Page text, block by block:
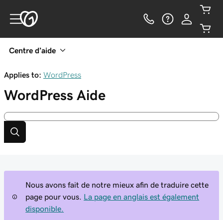
Centre d’aide
Applies to: WordPress
WordPress Aide
Nous avons fait de notre mieux afin de traduire cette
page pour vous.
La page en anglais est également
disponible.